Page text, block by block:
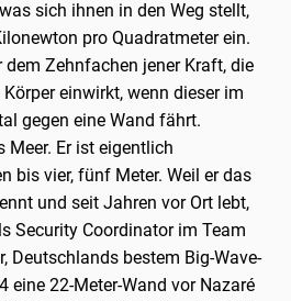
sich ihnen in den Weg stellt,
pro Quadratmeter ein.
Zehnfachen jener Kraft, die
einwirkt, wenn dieser im
gegen eine Wand fährt.
Er ist eigentlich
bis vier, fünf Meter. Weil er das
und seit Jahren vor Ort lebt,
Security Coordinator im Team
Deutschlands bestem Big-Wave-
eine 22-Meter-Wand vor Nazaré